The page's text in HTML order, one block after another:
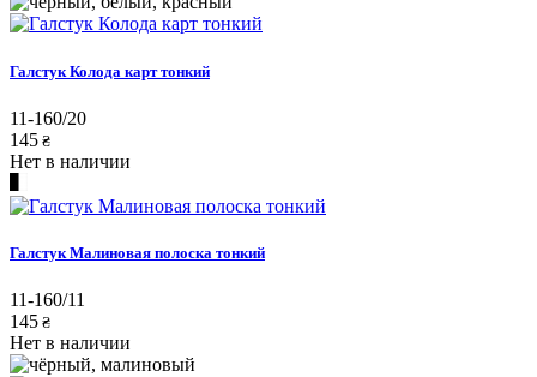
Галстук Колода карт тонкий
11-160/20
145 ₴
Нет в наличии
Галстук Малиновая полоска тонкий
11-160/11
145 ₴
Нет в наличии